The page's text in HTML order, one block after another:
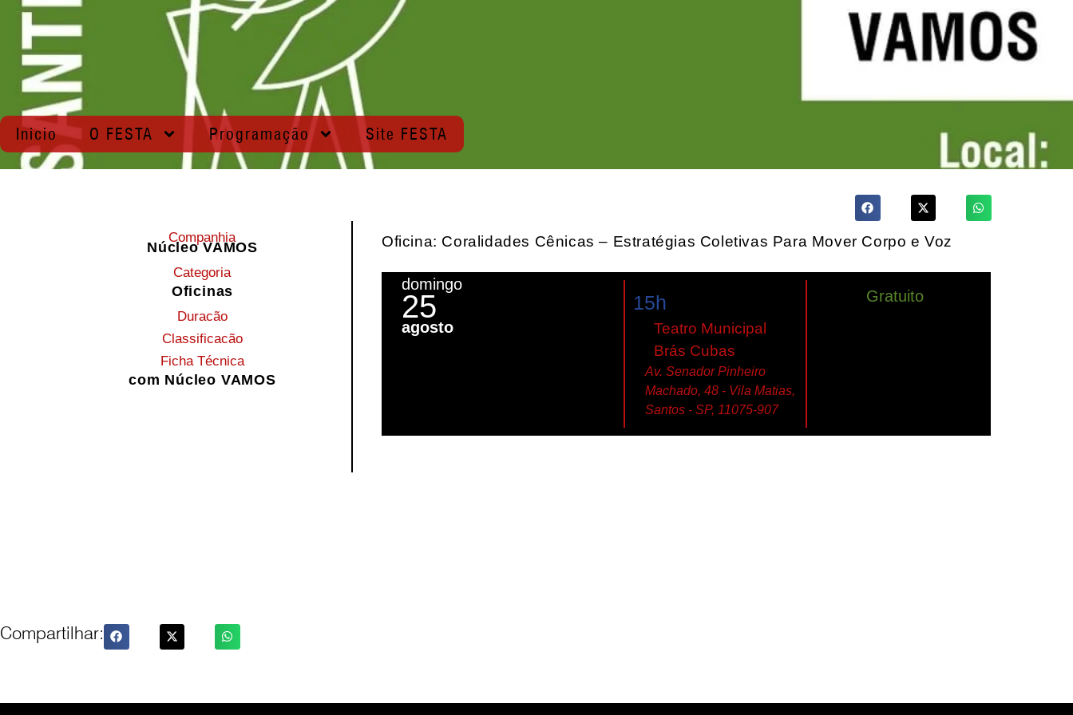
Inicio O FESTA Programação Site FESTA
Companhia
Núcleo VAMOS
Categoria
Oficinas
Duracão
Classificacão
Ficha Técnica
com Núcleo VAMOS
Oficina: Coralidades Cênicas – Estratégias Coletivas Para Mover Corpo e Voz
domingo
25
agosto
15h
Teatro Municipal
Brás Cubas
Av. Senador Pinheiro
Machado, 48 - Vila Matias,
Santos - SP, 11075-907
Gratuito
Compartilhar: